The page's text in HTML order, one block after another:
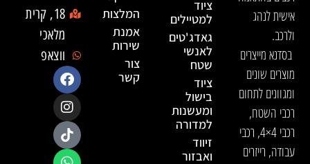
אישית לנהג
ולרכב.
בסדנא מייצרים
מוצרים שונים
ומגוונים לתחום
רכבי השטח,
רכבי 4×4, רכבי
עבודה, רייזרים
ציוד
למטיילים
גאדג'טים
לאנשי
שטח
ציוד
בישול
ומעשנות
למדורה
זיווד
ואבזור
המלצות
אמנת
שירות
צור
קשר
18, קרית
מלאכי
ווצאפ